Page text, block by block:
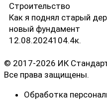
Строительство
Как я поднял старый
новый фундамент
12.08.2024104.4к.
© 2017-2026 ИК
Все права защищены.
Обработка